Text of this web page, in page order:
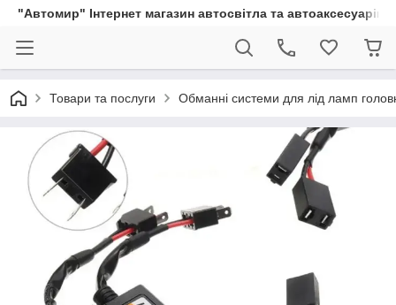
"Автомир" Інтернет магазин автосвітла та автоаксесуарів
Товари та послуги Обманні системи для лід ламп